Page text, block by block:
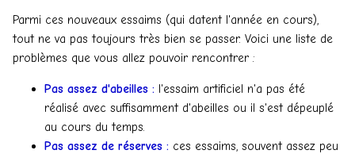
Parmi ces nouveaux essaims (qui datent l'année en cours),
tout ne va pas toujours très bien se passer. Voici une liste de
problèmes que vous allez pouvoir rencontrer :
Pas assez d'abeilles : l'essaim artificiel n'a pas été
réalisé avec suffisamment d'abeilles ou il s'est dépeuplé
au cours du temps.
Pas assez de réserves : ces essaims, souvent assez peu